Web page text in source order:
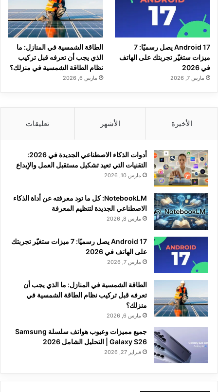
Android 17 يصل رسميًا: 7
ميزات ستغيّر تجربتك على الهاتف
في 2026
مارس 7, 2026
الطاقة الشمسية في المنازل: ما
الذي يجب أن تعرفه قبل تركيب
نظام الطاقة الشمسية في منزلك؟
مارس 6, 2026
الأخيرة الأشهر تعليقات
أدوات الذكاء الاصطناعي الجديدة في 2026:
التقنيات التي تعيد تشكيل مستقبل العمل والإبداع
مارس 10, 2026
NotebookLM: كل ما تود معرفته عن أداة الذكاء
الاصطناعي الجديدة لتنظيم المعرفة
مارس 8, 2026
Android 17 يصل رسميًا: 7 ميزات ستغيّر تجربتك
على الهاتف في 2026
مارس 7, 2026
الطاقة الشمسية في المنازل: ما الذي يجب أن
تعرفه قبل تركيب نظام الطاقة الشمسية في
منزلك؟
مارس 6, 2026
جميع مميزات وعيوب هواتف سلسلة Samsung
Galaxy S26 | التحليل الشامل 2026
فبراير 27, 2026